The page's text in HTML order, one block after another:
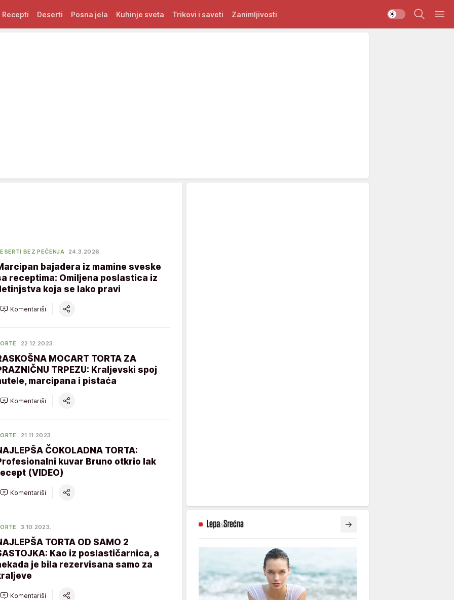
Recepti Deserti Posna jela Kuhinje sveta Trikovi i saveti Zanimljivosti
BEZ PEČENJA 24.3.2026.
bajadera iz mamine sveske
receptima: Omiljena poslastica iz
koja se lako pravi
Komentariši
22.12.2023.
MOCART TORTA ZA
TRPEZU: Kraljevski spoj
marcipana i pistaća
Komentariši
21.11.2023.
ČOKOLADNA TORTA:
kuvar Bruno otkrio lak
(VIDEO)
Komentariši
3.10.2023.
TORTA OD SAMO 2
Kao iz poslastičarnica, a
je bila rezervisana samo za
Komentariši